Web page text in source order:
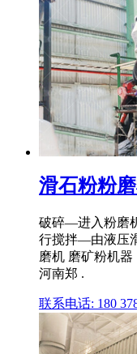
滑石粉粉
破碎—进入粉磨
行搅拌—由液压
磨机 磨矿粉机器
河南郑 .
联系电话: 180